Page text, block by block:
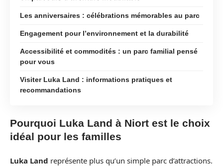
Les anniversaires : célébrations mémorables au parc
Engagement pour l’environnement et la durabilité
Accessibilité et commodités : un parc familial pensé
pour vous
Visiter Luka Land : informations pratiques et
recommandations
Pourquoi Luka Land à Niort est le choix
idéal pour les familles
Luka Land représente plus qu’un simple parc d’attractions.